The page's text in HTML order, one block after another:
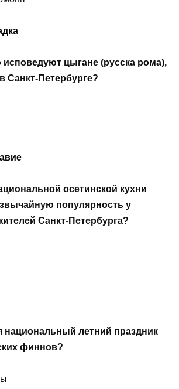
цыгане (русска рома),
Петербурге?
осетинской кухни
популярность у
Санкт-Петербурга?
национальный летний праздник
финнов?